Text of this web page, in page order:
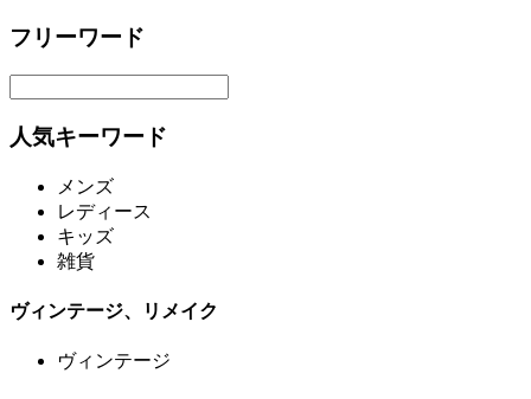
フリーワード
人気キーワード
メンズ
レディース
キッズ
雑貨
ヴィンテージ、リメイク
ヴィンテージ